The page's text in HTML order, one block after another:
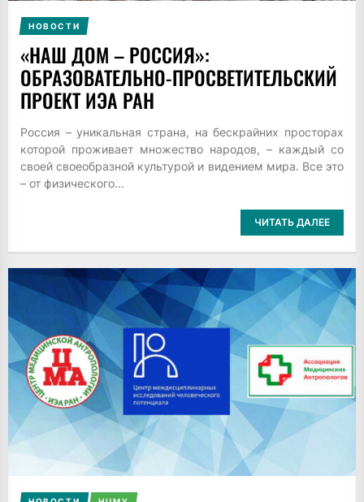
НОВОСТИ
«НАШ ДОМ – РОССИЯ»:
ОБРАЗОВАТЕЛЬНО-ПРОСВЕТИТЕЛЬСКИЙ
ПРОЕКТ ИЭА РАН
Россия – уникальная страна, на бескрайних просторах
которой проживает множество народов, – каждый со
своей своеобразной культурой и видением мира. Все это
– от физического...
ЧИТАТЬ ДАЛЕЕ